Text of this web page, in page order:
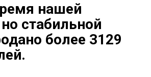
нашей
стабильной
более 3129